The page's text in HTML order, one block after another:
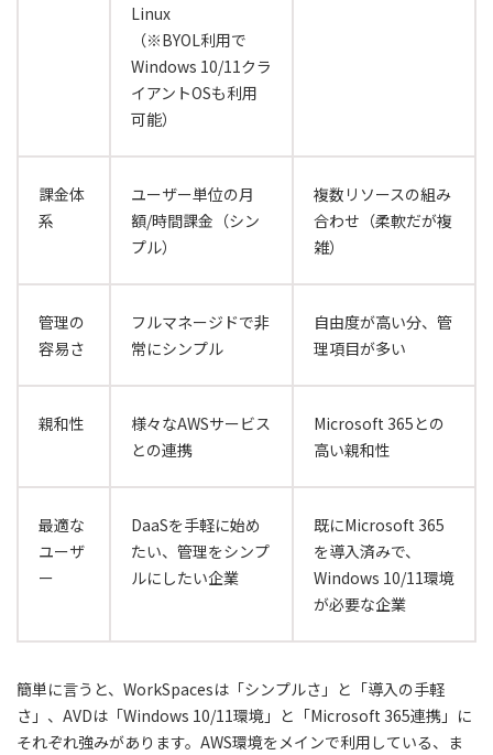
Linux
（※BYOL利用で
Windows 10/11クラ
イアントOSも利用
可能）
課金体
系
ユーザー単位の月
額/時間課金（シン
プル）
複数リソースの組み
合わせ（柔軟だが複
雑）
管理の
容易さ
フルマネージドで非
常にシンプル
自由度が高い分、管
理項目が多い
親和性
様々なAWSサービス
との連携
Microsoft 365との
高い親和性
最適な
ユーザ
ー
DaaSを手軽に始め
たい、管理をシンプ
ルにしたい企業
既にMicrosoft 365
を導入済みで、
Windows 10/11環境
が必要な企業
簡単に言うと、WorkSpacesは「シンプルさ」と「導入の手軽
さ」、AVDは「Windows 10/11環境」と「Microsoft 365連携」に
それぞれ強みがあります。AWS環境をメインで利用している、ま